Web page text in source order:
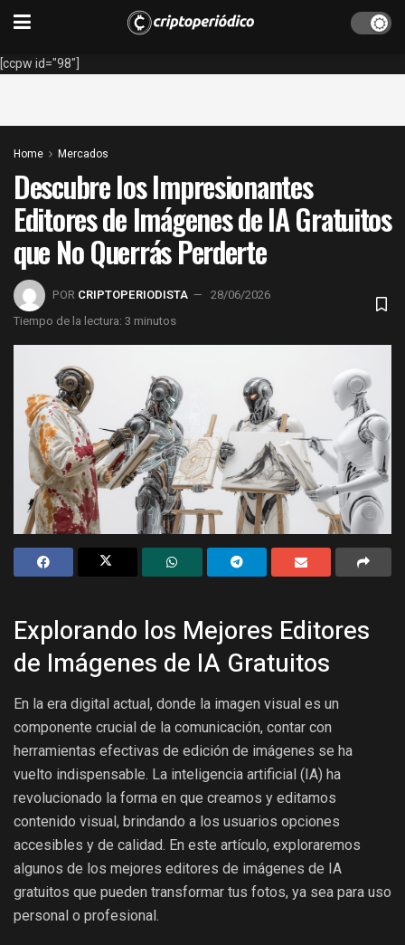
[ccpw id="98"]
Home Mercados
Descubre los Impresionantes
Editores de Imágenes de IA Gratuitos
que No Querrás Perderte
POR CRIPTOPERIODISTA
28/06/2026
Tiempo de la lectura: 3 minutos
Explorando los Mejores Editores
de Imágenes de IA Gratuitos
En la era digital actual, donde la imagen visual es un
componente crucial de la comunicación, contar con
herramientas efectivas de edición de imágenes se ha
vuelto indispensable. La inteligencia artificial (IA) ha
revolucionado la forma en que creamos y editamos
contenido visual, brindando a los usuarios opciones
accesibles y de calidad. En este artículo, exploraremos
algunos de los mejores editores de imágenes de IA
gratuitos que pueden transformar tus fotos, ya sea para uso
personal o profesional.